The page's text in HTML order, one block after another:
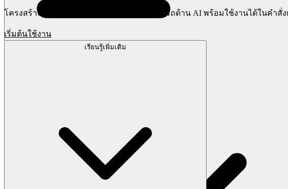
โครงสร้างพื้นฐานฝั่งเซิร์ฟเวอร์และความสามารถด้าน AI พร้อมใช้งานได้ในคำสั่
เริ่มต้นใช้งาน
เรียนรู้เพิ่มเติม